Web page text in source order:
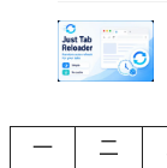
一
二